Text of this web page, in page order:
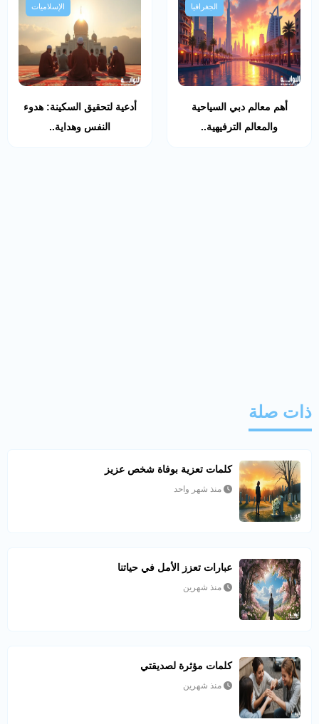
الجغرافيا
أهم معالم دبي السياحية
والمعالم الترفيهية..
الإسلاميات
أدعية لتحقيق السكينة: هدوء
النفس وهداية..
ذات صلة
كلمات تعزية بوفاة شخص عزيز
منذ شهر واحد
عبارات تعزز الأمل في حياتنا
منذ شهرين
كلمات مؤثرة لصديقتي
منذ شهرين